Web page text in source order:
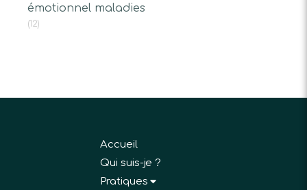
émotionnel maladies
(12)
Accueil
Qui suis-je ?
Pratiques